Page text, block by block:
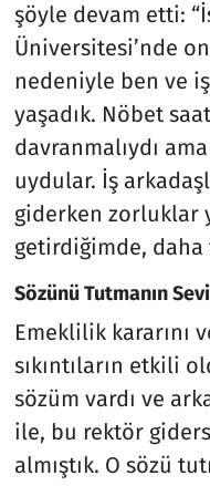
şöyle devam etti:
Üniversitesi’nde
nedeniyle ben ve iş
yaşadık. Nöbet
davranmalıydı
uydular. İş
giderken zorluklar
getirdiğimde, daha
Sözünü Tutmanın
Emeklilik kararını
sıkıntıların etkili
sözüm vardı ve
ile, bu rektör
almıştık. O sözü